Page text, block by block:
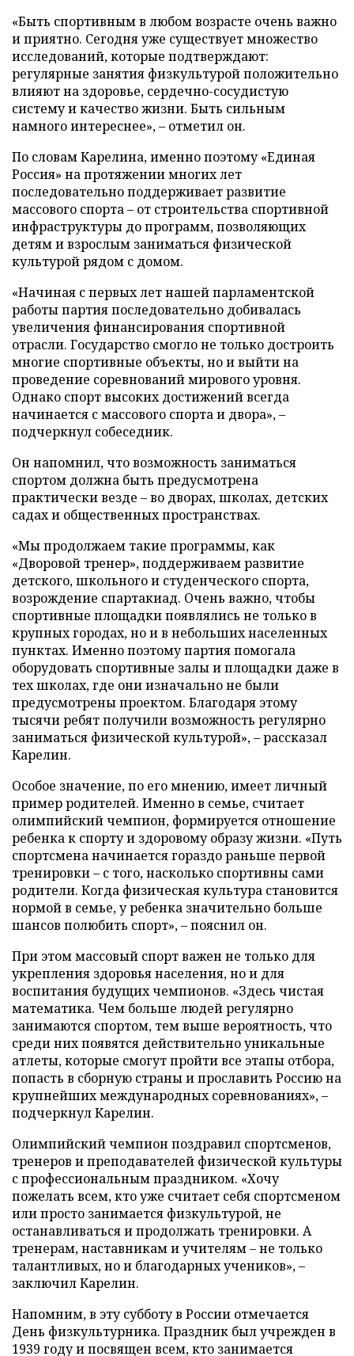
«Быть спортивным в любом возрасте очень важно
и приятно. Сегодня уже существует множество
исследований, которые подтверждают:
регулярные занятия физкультурой положительно
влияют на здоровье, сердечно-сосудистую
систему и качество жизни. Быть сильным
намного интереснее», – отметил он.
По словам Карелина, именно поэтому «Единая
Россия» на протяжении многих лет
последовательно поддерживает развитие
массового спорта – от строительства спортивной
инфраструктуры до программ, позволяющих
детям и взрослым заниматься физической
культурой рядом с домом.
«Начиная с первых лет нашей парламентской
работы партия последовательно добивалась
увеличения финансирования спортивной
отрасли. Государство смогло не только достроить
многие спортивные объекты, но и выйти на
проведение соревнований мирового уровня.
Однако спорт высоких достижений всегда
начинается с массового спорта и двора», –
подчеркнул собеседник.
Он напомнил, что возможность заниматься
спортом должна быть предусмотрена
практически везде – во дворах, школах, детских
садах и общественных пространствах.
«Мы продолжаем такие программы, как
«Дворовой тренер», поддерживаем развитие
детского, школьного и студенческого спорта,
возрождение спартакиад. Очень важно, чтобы
спортивные площадки появлялись не только в
крупных городах, но и в небольших населенных
пунктах. Именно поэтому партия помогала
оборудовать спортивные залы и площадки даже в
тех школах, где они изначально не были
предусмотрены проектом. Благодаря этому
тысячи ребят получили возможность регулярно
заниматься физической культурой», – рассказал
Карелин.
Особое значение, по его мнению, имеет личный
пример родителей. Именно в семье, считает
олимпийский чемпион, формируется отношение
ребенка к спорту и здоровому образу жизни. «Путь
спортсмена начинается гораздо раньше первой
тренировки – с того, насколько спортивны сами
родители. Когда физическая культура становится
нормой в семье, у ребенка значительно больше
шансов полюбить спорт», – пояснил он.
При этом массовый спорт важен не только для
укрепления здоровья населения, но и для
воспитания будущих чемпионов. «Здесь чистая
математика. Чем больше людей регулярно
занимаются спортом, тем выше вероятность, что
среди них появятся действительно уникальные
атлеты, которые смогут пройти все этапы отбора,
попасть в сборную страны и прославить Россию на
крупнейших международных соревнованиях», –
подчеркнул Карелин.
Олимпийский чемпион поздравил спортсменов,
тренеров и преподавателей физической культуры
с профессиональным праздником. «Хочу
пожелать всем, кто уже считает себя спортсменом
или просто занимается физкультурой, не
останавливаться и продолжать тренировки. А
тренерам, наставникам и учителям – не только
талантливых, но и благодарных учеников», –
заключил Карелин.
Напомним, в эту субботу в России отмечается
День физкультурника. Праздник был учрежден в
1939 году и посвящен всем, кто занимается